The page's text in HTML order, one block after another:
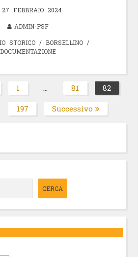
27 FEBBRAIO 2024
ADMIN-PSF
STORICO/ BORSELLINO/
DOCUMENTAZIONE
Pagina
1 … Pagina
81 82
Pagina
197 Successivo
CERCA